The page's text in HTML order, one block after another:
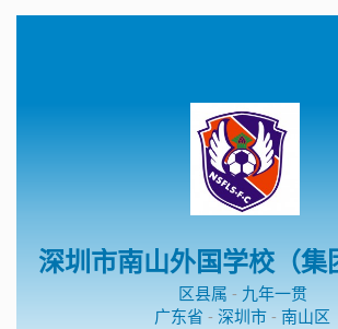
区县属 - 九年一贯
广东省 - 深圳市 - 南山区